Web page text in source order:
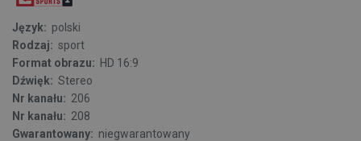
Język: polski
Rodzaj: sport
Format obrazu: HD 16:9
Dźwięk: Stereo
Nr kanału: 206
Nr kanału: 208
Gwarantowany: niegwarantowany